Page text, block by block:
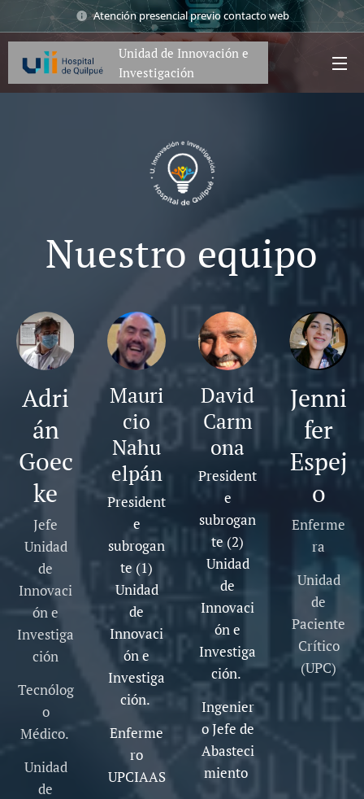
Atención presencial previo contacto web
Unidad de Innovación e
Investigación
Nuestro equipo
Adri
án
Goec
ke
Jefe
Unidad
de
Innovaci
ón e
Investiga
ción
Tecnólog
o
Médico.
Unidad
de
Mauri
cio
Nahu
elpán
President
e
subrogan
te (1)
Unidad
de
Innovaci
ón e
Investiga
ción.
Enferme
ro
UPCIAAS
David
Carm
ona
President
e
subrogan
te (2)
Unidad
de
Innovaci
ón e
Investiga
ción.
Ingenier
o Jefe de
Abasteci
miento
Jenni
fer
Espej
o
Enferme
ra
Unidad
de
Paciente
Crítico
(UPC)